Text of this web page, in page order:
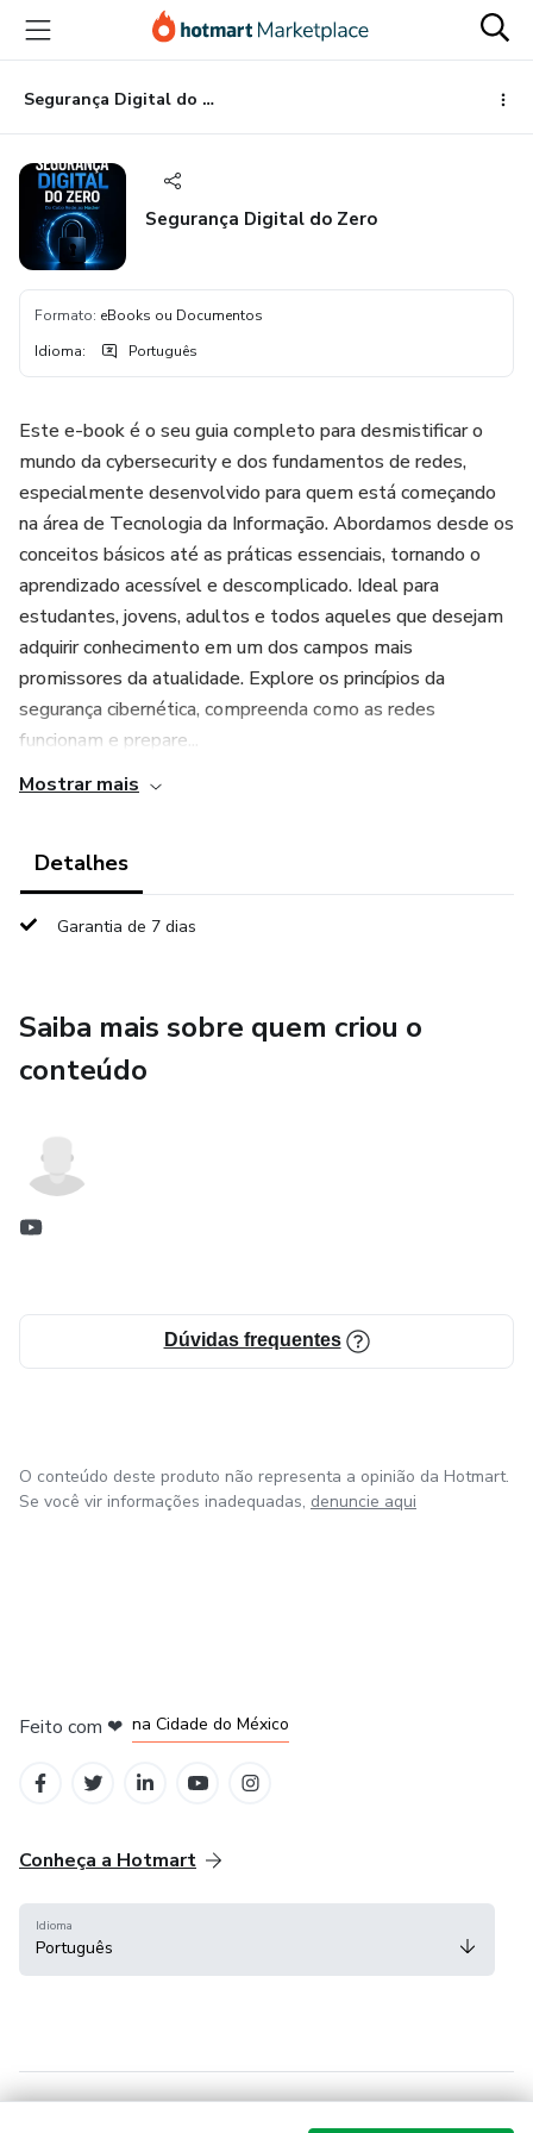
para
conteúdo
principal
para
pagamento
para
rodapé
Segurança Digital do Zero
Segurança Digital do Zero
Formato: eBooks ou Documentos
Idioma: Português
Este e-book é o seu guia completo para desmistificar o
mundo da cybersecurity e dos fundamentos de redes,
especialmente desenvolvido para quem está começando
na área de Tecnologia da Informação. Abordamos desde os
conceitos básicos até as práticas essenciais, tornando o
aprendizado acessível e descomplicado. Ideal para
estudantes, jovens, adultos e todos aqueles que desejam
adquirir conhecimento em um dos campos mais
promissores da atualidade. Explore os princípios da
segurança cibernética, compreenda como as redes
funcionam e prepare...
Mostrar mais
Detalhes
Garantia de 7 dias
Saiba mais sobre quem criou o
conteúdo
Dúvidas frequentes
O conteúdo deste produto não representa a opinião da Hotmart.
Se você vir informações inadequadas, denuncie aqui
Feito com ❤ na Cidade do México
Conheça a Hotmart
Idioma
Português